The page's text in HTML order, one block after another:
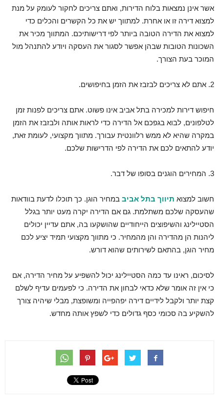
אשר אינן נמצאות בלוח הדירות, ואתם צריכים לחקור לעומק על מנת
למצוא דירה זו או אחרת. למתווך יש את כל הקשרים והכלים כדי
למצוא את הדירה הטובה ביותר לפי דרישותיכם. המתווך מכיר את
השכונות הטובות שבהן אפשר לסגור את העסקה ויודע להתנהל מול
המוכר בעת הצורך.
2. אתם לא צריכים לבזבז את הזמן בחיפושים.
חיפוש דירות למכירה בתל אביב אינו פשוט. אתם צריכים לפנות זמן
לטלפונים, לבוא בגפכם אל הדירה כדי לראות אותה ולבזבז את הזמן
במקרה שהיא לא ממש רלוונטית עבורך. מתווך מקצועי, לעומת זאת,
יודע להתאים לכם את הדירה לפי הדרישות שלכם.
3. המחירים הוגנים בסופו של דבר.
חשוב למצוא תיווך בתל אביב במחיר הוגן. כך תוכלו לדעת בוודאות
שהעסקה שלכם משתלמת. גם אם הדירה יקרה מעט יותר בגלל
הסטיילינג והשיפוצים הייחודיים שהושקעו בה, אתם עדיין יכולים
ליהנות הן מהדירה והן מהמחיר. כי מתווך מקצועי תמיד יציע לכם
מחיר הוגן, בהתאם לשירותים שהוא דורש.
לסיכום, ראינו עד כמה הסטיילינג יכול להשפיע על מחיר הדירה, אם
כי אין זה אומר שלא כדאי לבחון את הדירה. כי לפעמים עדיף לשלם
קצת יותר ולקבל לידיים דירה יפהפייה ומשופצת, מבלי שיהיה צורך
להשקיע בה סכומי כסף גדולים כדי לשפץ אותה מחדש.